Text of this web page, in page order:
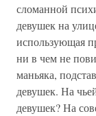
сломанной
девушек на
использующая
ни в чем не
маньяка,
девушек. На
девушек? На